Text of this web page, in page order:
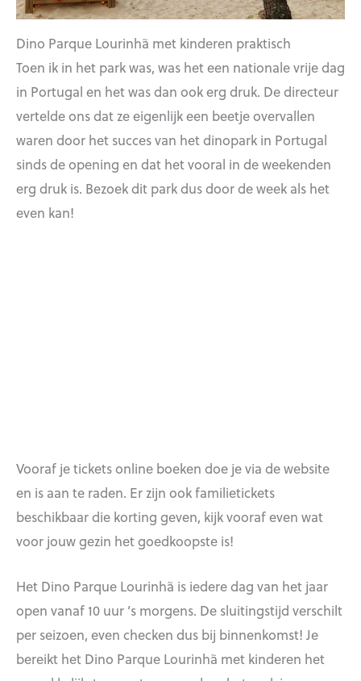
Dino Parque Lourinhã met kinderen praktisch
Toen ik in het park was, was het een nationale vrije dag
in Portugal en het was dan ook erg druk. De directeur
vertelde ons dat ze eigenlijk een beetje overvallen
waren door het succes van het dinopark in Portugal
sinds de opening en dat het vooral in de weekenden
erg druk is. Bezoek dit park dus door de week als het
even kan!
Vooraf je tickets online boeken doe je via de website
en is aan te raden. Er zijn ook familietickets
beschikbaar die korting geven, kijk vooraf even wat
voor jouw gezin het goedkoopste is!
Het Dino Parque Lourinhã is iedere dag van het jaar
open vanaf 10 uur ’s morgens. De sluitingstijd verschilt
per seizoen, even checken dus bij binnenkomst! Je
bereikt het Dino Parque Lourinhã met kinderen het